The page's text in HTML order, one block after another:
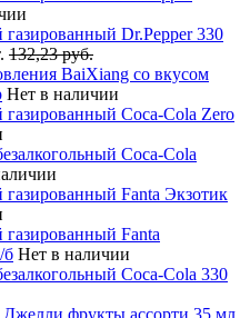
Dr.Pepper 330
132,23 руб.
BaiXiang со вкусом
Нет в наличии
газированный Coca-Cola Zero
Coca-Cola
Fanta Экзотик
Fanta
б Нет в наличии
Coca-Cola 330
фрукты ассорти 35 мл